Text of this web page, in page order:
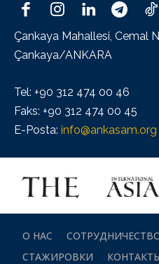
Çankaya Mahallesi, Cemal
Çankaya/ANKARA
Tel: +90 312 474 00 46
Faks: +90 312 474 00 45
E-Posta: info@ankasam.org
О НАС
СТАЖИРОВКИ